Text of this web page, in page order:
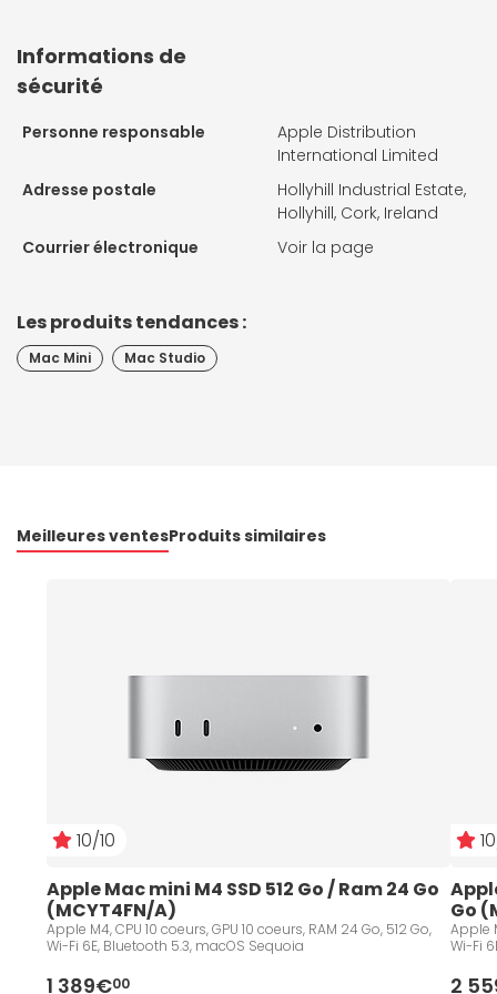
Informations de
sécurité
Personne responsable
Apple Distribution
International Limited
Adresse postale
Hollyhill Industrial Estate,
Hollyhill, Cork, Ireland
Courrier électronique
Voir la page
Les produits tendances :
Mac Mini Mac Studio
Meilleures ventesProduits similaires
10/10
Apple Mac mini M4 SSD 512 Go / Ram 24 Go
(MCYT4FN/A)
Apple M4, CPU 10 coeurs, GPU 10 coeurs, RAM 24 Go, 512 Go,
Wi-Fi 6E, Bluetooth 5.3, macOS Sequoia
1 389€00
Go
Apple
Wi-Fi
2